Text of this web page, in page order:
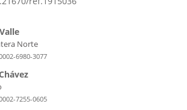
Norte
6980-3077
7255-0605